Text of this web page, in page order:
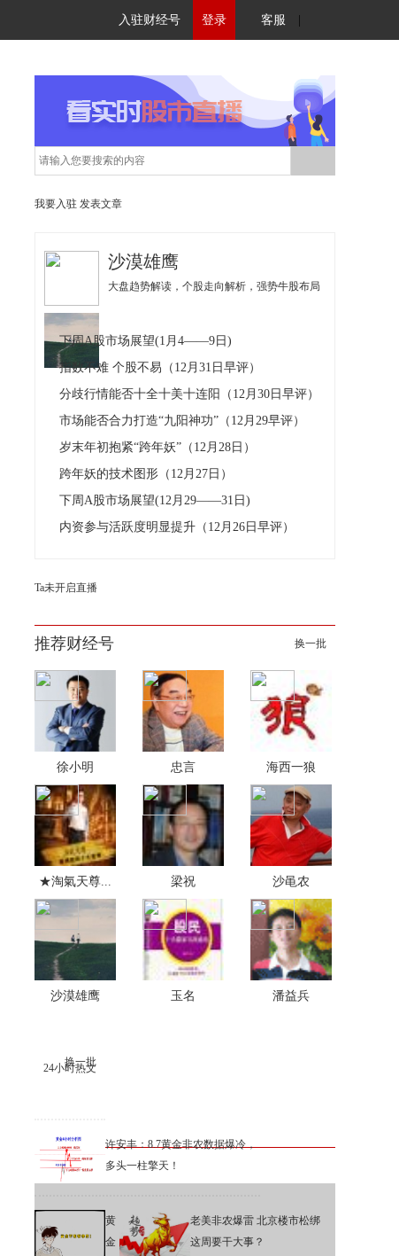
入驻财经号 登录 客服
我要入驻 发表文章
沙漠雄鹰
大盘趋势解读，个股走向解析，强势牛股布局
下周A股市场展望(1月4——9日)
指数不难 个股不易（12月31日早评）
分歧行情能否十全十美十连阳（12月30日早评）
市场能否合力打造“九阳神功”（12月29早评）
岁末年初抱紧“跨年妖”（12月28日）
跨年妖的技术图形（12月27日）
下周A股市场展望(12月29——31日)
内资参与活跃度明显提升（12月26日早评）
Ta未开启直播
推荐财经号 换一批
徐小明 忠言 海西一狼
★淘氣天尊... 梁祝 沙黾农
沙漠雄鹰 玉名 潘益兵
24小时热文
换一批
许安丰：8.7黄金非农数据爆冷，
多头一柱擎天！
黄
金
老美非农爆雷 北京楼市松绑
这周要干大事？